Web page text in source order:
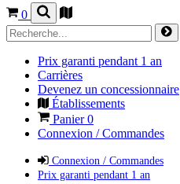
0
Prix garanti pendant 1 an
Carrières
Devenez un concessionnaire
Établissements
Panier0
Connexion / Commandes
Connexion / Commandes
Prix garanti pendant 1 an